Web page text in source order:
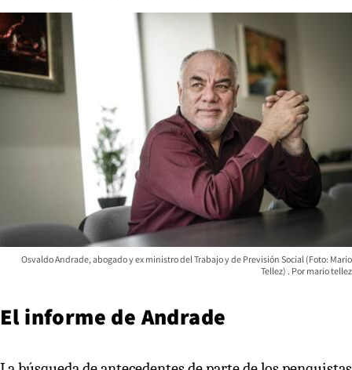
Osvaldo Andrade, abogado y ex ministro del Trabajo y de Previsión Social (Foto: Mario
Tellez)
mario tellez
El informe de Andrade